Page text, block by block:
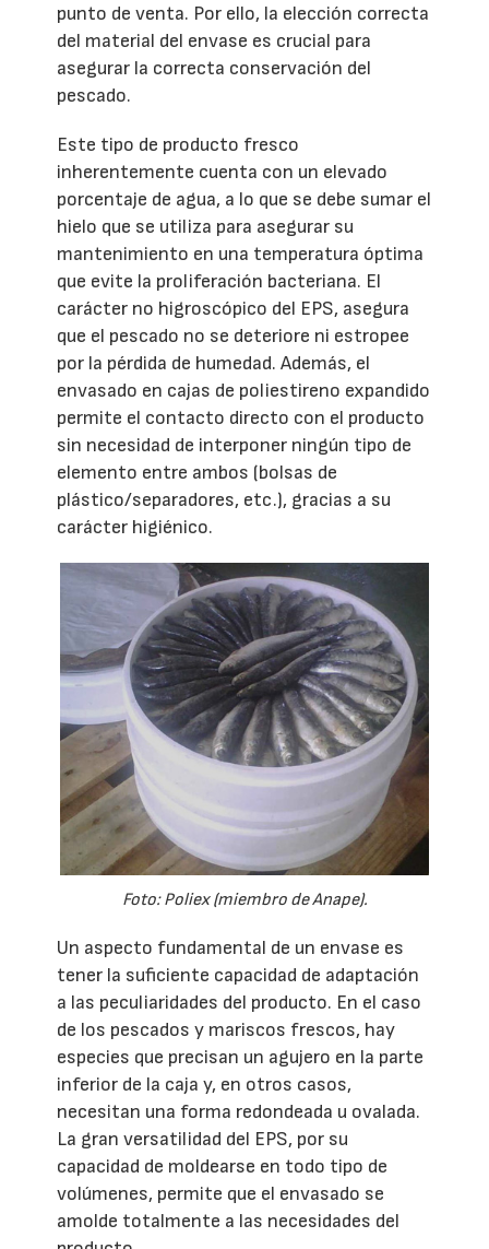
punto de venta. Por ello, la elección correcta
del material del envase es crucial para
asegurar la correcta conservación del
pescado.
Este tipo de producto fresco
inherentemente cuenta con un elevado
porcentaje de agua, a lo que se debe sumar el
hielo que se utiliza para asegurar su
mantenimiento en una temperatura óptima
que evite la proliferación bacteriana. El
carácter no higroscópico del EPS, asegura
que el pescado no se deteriore ni estropee
por la pérdida de humedad. Además, el
envasado en cajas de poliestireno expandido
permite el contacto directo con el producto
sin necesidad de interponer ningún tipo de
elemento entre ambos (bolsas de
plástico/separadores, etc.), gracias a su
carácter higiénico.
Foto: Poliex (miembro de Anape).
Un aspecto fundamental de un envase es
tener la suficiente capacidad de adaptación
a las peculiaridades del producto. En el caso
de los pescados y mariscos frescos, hay
especies que precisan un agujero en la parte
inferior de la caja y, en otros casos,
necesitan una forma redondeada u ovalada.
La gran versatilidad del EPS, por su
capacidad de moldearse en todo tipo de
volúmenes, permite que el envasado se
amolde totalmente a las necesidades del